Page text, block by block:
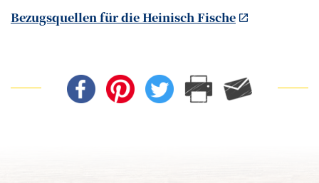
Bezugsquellen für die Heinisch Fische